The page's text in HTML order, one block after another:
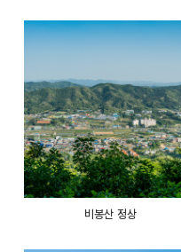
비봉산 정상